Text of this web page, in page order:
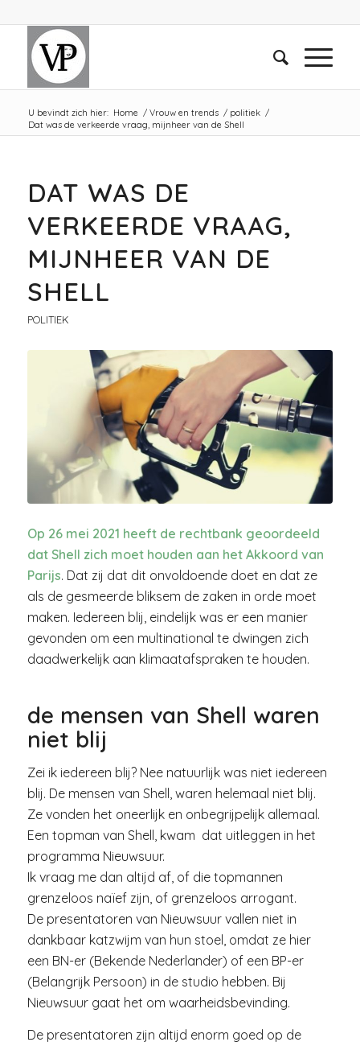
U bevindt zich hier: Home / Vrouw en trends / politiek /
Dat was de verkeerde vraag, mijnheer van de Shell
DAT WAS DE
VERKEERDE VRAAG,
MIJNHEER VAN DE
SHELL
POLITIEK
Op 26 mei 2021 heeft de rechtbank geoordeeld
dat Shell zich moet houden aan het Akkoord van
Parijs. Dat zij dat dit onvoldoende doet en dat ze
als de gesmeerde bliksem de zaken in orde moet
maken. Iedereen blij, eindelijk was er een manier
gevonden om een multinational te dwingen zich
daadwerkelijk aan klimaatafspraken te houden.
de mensen van Shell waren
niet blij
Zei ik iedereen blij? Nee natuurlijk was niet iedereen
blij. De mensen van Shell, waren helemaal niet blij.
Ze vonden het oneerlijk en onbegrijpelijk allemaal.
Een topman van Shell, kwam dat uitleggen in het
programma Nieuwsuur.
Ik vraag me dan altijd af, of die topmannen
grenzeloos naïef zijn, of grenzeloos arrogant.
De presentatoren van Nieuwsuur vallen niet in
dankbaar katzwijm van hun stoel, omdat ze hier
een BN-er (Bekende Nederlander) of een BP-er
(Belangrijk Persoon) in de studio hebben. Bij
Nieuwsuur gaat het om waarheidsbevinding.
De presentatoren zijn altijd enorm goed op de